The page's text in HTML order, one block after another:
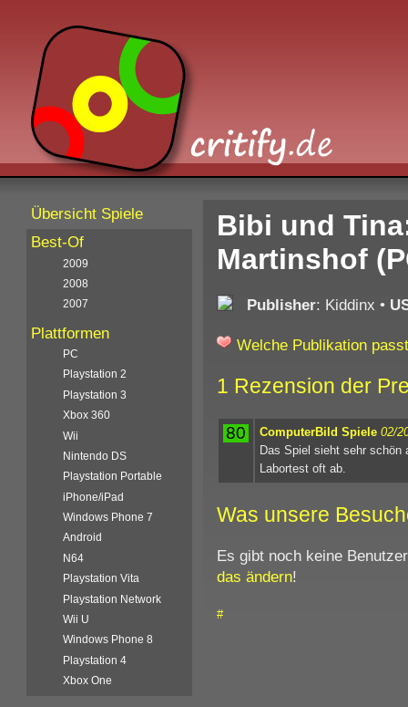
Bibi und
Martinshof
Publisher: Kiddinx •
Welche Publikation
1 Rezension der
80 ComputerBild Spiele 02/
Das Spiel sieht sehr
Labortest oft ab.
Was unsere
Es gibt noch keine
das ändern!
#
Übersicht Spiele
Best-Of
2009
2008
2007
Plattformen
PC
Playstation 2
Playstation 3
Xbox 360
Wii
Nintendo DS
Playstation Portable
iPhone/iPad
Windows Phone 7
Android
N64
Playstation Vita
Playstation Network
Wii U
Windows Phone 8
Playstation 4
Xbox One